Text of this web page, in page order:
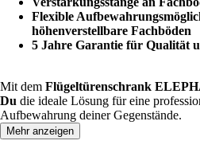
Flexible
höhenverstellbare Fachböden
5 Jahre Garantie für Qualität
Mit dem Flügeltürenschrank
Du die ideale Lösung für eine
Aufbewahrung deiner Gegenstände.
Mehr anzeigen